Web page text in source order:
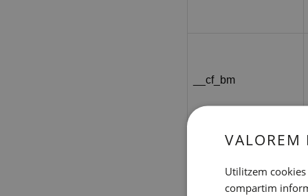
__cf_bm
CookieScriptConsent
VALOREM
Utilitzem
compartim